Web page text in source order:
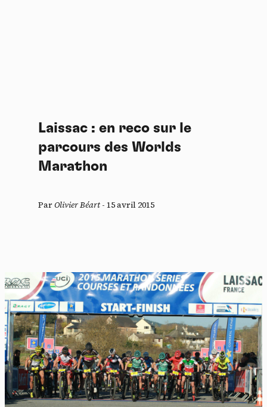
Laissac : en reco sur le
parcours des Worlds
Marathon
ParOlivier Béart- 15 avril 2015